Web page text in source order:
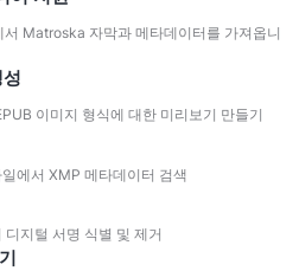
서 Matroska 자막과 메타데이터를 가져옵니
이미지 형식에 대한 미리보기 만들기
에서 XMP 메타데이터 검색
지털 서명 식별 및 제거